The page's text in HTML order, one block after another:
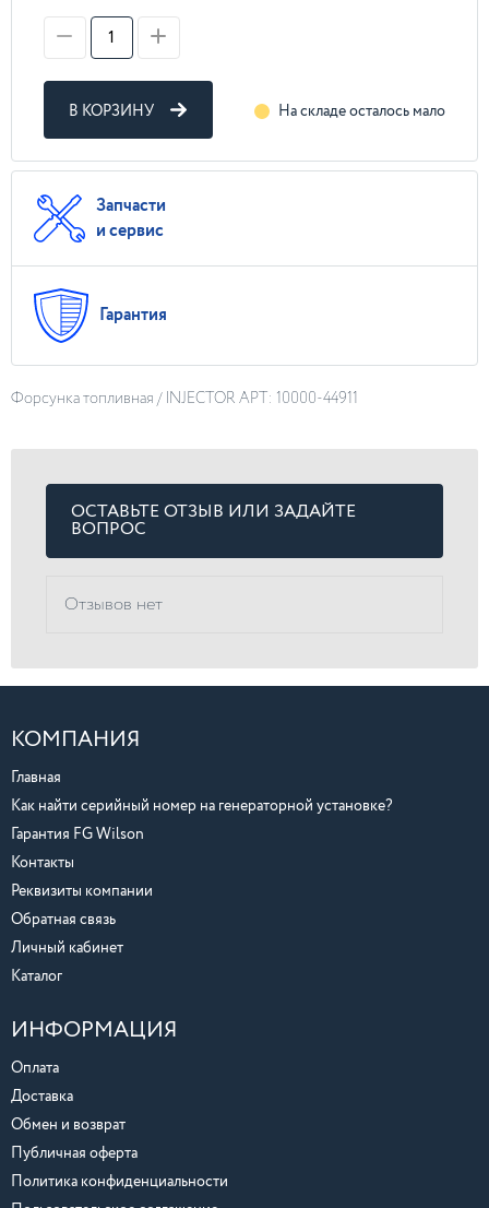
В КОРЗИНУ На складе осталось мало
Запчасти
и сервис
Гарантия
Форсунка топливная / INJECTOR АРТ: 10000-44911
ОСТАВЬТЕ ОТЗЫВ ИЛИ ЗАДАЙТЕ
ВОПРОС
Отзывов нет
КОМПАНИЯ
Главная
Как найти серийный номер на генераторной установке?
Гарантия FG Wilson
Контакты
Реквизиты компании
Обратная связь
Личный кабинет
Каталог
ИНФОРМАЦИЯ
Оплата
Доставка
Обмен и возврат
Публичная оферта
Политика конфиденциальности